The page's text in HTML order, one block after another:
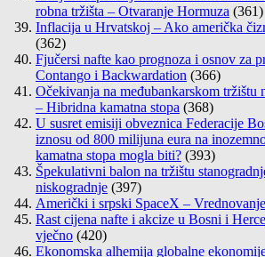
robna tržišta – Otvaranje Hormuza (361)
Inflacija u Hrvatskoj – Ako američka
(362)
Fjučersi nafte kao prognoza i osnov za
Contango i Backwardation (366)
Očekivanja na međubankarskom tržištu
– Hibridna kamatna stopa (368)
U susret emisiji obveznica Federacije
iznosu od 800 milijuna eura na
kamatna stopa mogla biti? (393)
Špekulativni balon na tržištu
niskogradnje (397)
Američki i srpski SpaceX –
Rast cijena nafte i akcize u Bosni i
vječno (420)
Ekonomska alhemija globalne